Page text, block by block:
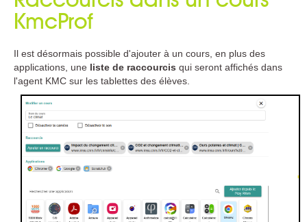
Quelle est mon adresse IP ?
Contacter le support technique
Téléchargements
Toutes les versions
Evolutions
Outils / Documentation
Modules additionnels
Outils / Documentation
KmcProf
Il est désormais possible d'ajouter à un cours, en plus des
applications, une liste de raccourcis qui seront affichés dans
l'agent KMC sur les tablettes des élèves.